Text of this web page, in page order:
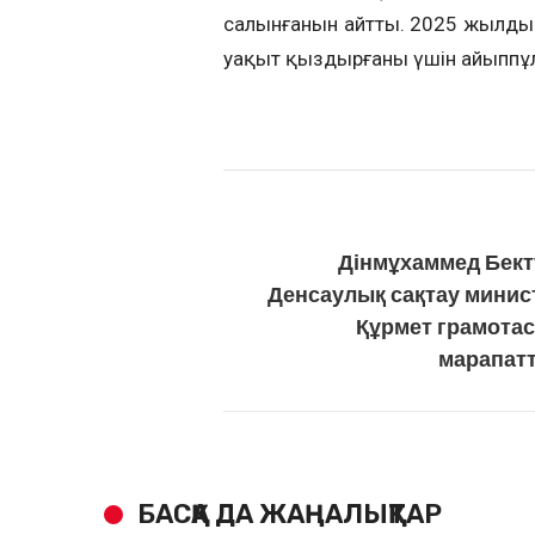
салынғанын айтты. 2025 жылдың
уақыт қыздырғаны үшін
Дінмұхаммед
Денсаулық сақтау
Құрмет
БАСҚА ДА ЖАҢАЛЫҚТАР